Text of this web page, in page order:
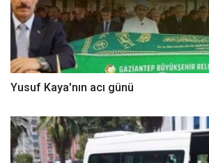
Yusuf Kaya'nın acı günü